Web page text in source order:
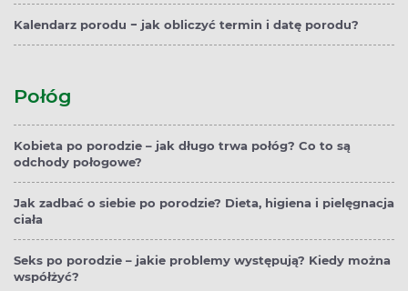
Kalendarz porodu − jak obliczyć termin i datę porodu?
Połóg
Kobieta po porodzie – jak długo trwa połóg? Co to są
odchody połogowe?
Jak zadbać o siebie po porodzie? Dieta, higiena i pielęgnacja
ciała
Seks po porodzie – jakie problemy występują? Kiedy można
współżyć?